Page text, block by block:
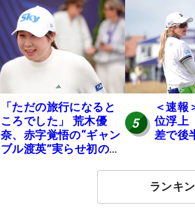
「ただの旅行になると
ころでした」 荒木優
奈、赤字覚悟の“ギャン
ブル渡英”実らせ初の全
5
＜速報
位浮上
差で後
ランキ